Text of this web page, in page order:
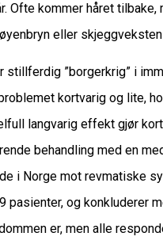
Ofte kommer håret
eller
”borgerkrig” i
kortvarig og lite,
langvarig effekt gjør
behandling med en
i Norge mot revmatiske
pasienter, og konkluderer
er, men alle